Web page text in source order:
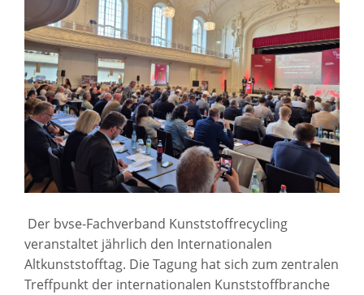
Der bvse-Fachverband Kunststoffrecycling
veranstaltet jährlich den Internationalen
Altkunststofftag. Die Tagung hat sich zum zentralen
Treffpunkt der internationalen Kunststoffbranche